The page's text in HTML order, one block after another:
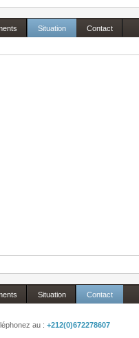
Situation Contact
Situation Contact
au : +212(0)672278607